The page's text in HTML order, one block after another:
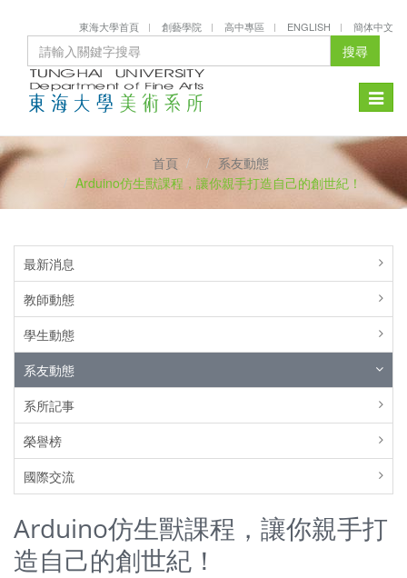
東海大學首頁 創藝學院 高中專區 ENGLISH 簡体中文
搜尋
Toggle
首頁
系友動態
Arduino仿生獸課程，讓你親手打造自己的創世紀！
最新消息
教師動態
學生動態
系友動態
系所記事
榮譽榜
國際交流
Arduino仿生獸課程，讓你親手打
造自己的創世紀！